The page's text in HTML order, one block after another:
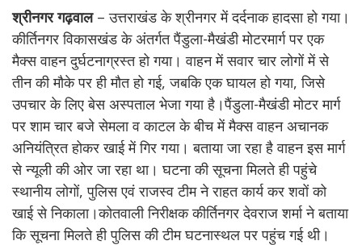
श्रीनगर गढ़वाल– उत्तराखंड के श्रीनगर में दर्दनाक हादसा हो गया।
कीर्तिनगर विकासखंड के अंतर्गत पैंडुला-मैखंडी मोटरमार्ग पर एक
मैक्स वाहन दुर्घटनाग्रस्त हो गया। वाहन में सवार चार लोगों में से
तीन की मौके पर ही मौत हो गई, जबकि एक घायल हो गया, जिसे
उपचार के लिए बेस अस्पताल भेजा गया है।पैंडुला-मैखंडी मोटर मार्ग
पर शाम चार बजे सेमला व काटल के बीच में मैक्स वाहन अचानक
अनियंत्रित होकर खाई में गिर गया। बताया जा रहा है वाहन इस मार्ग
से न्यूली की ओर जा रहा था। घटना की सूचना मिलते ही पहुंचे
स्थानीय लोगों, पुलिस एवं राजस्व टीम ने राहत कार्य कर शवों को
खाई से निकाला।कोतवाली निरीक्षक कीर्तिनगर देवराज शर्मा ने बताया
कि सूचना मिलते ही पुलिस की टीम घटनास्थल पर पहुंच गई थी।